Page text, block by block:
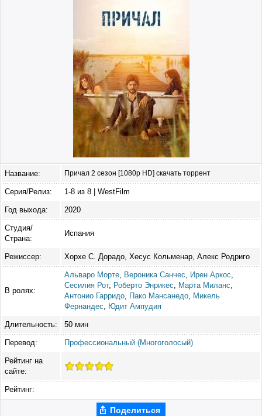
Название: Причал 2 сезон [1080p HD] скачать торрент
Серия/Релиз: 1-8 из 8 | WestFilm
Год выхода: 2020
Студия/
Страна:
Испания
Режиссер: Хорхе С. Дорадо, Хесус Кольменар, Алекс Родриго
В ролях:
Альваро Морте Вероника Санчес Ирен Аркос
Сесилия Рот, Роберто Энрикес Марта Миланс
Антонио Гарридо
Пако Мансанедо
Микель
Фернандес
Юдит Ампудия
Длительность: 50 мин
Перевод: Профессиональный (Многоголосый)
Рейтинг на
сайте:
Рейтинг:
Поделиться